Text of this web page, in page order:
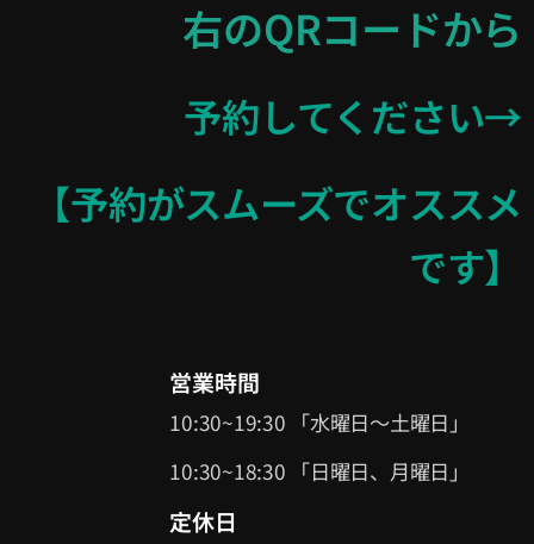
右のQRコードから
予約してください→
【予約がスムーズでオススメ
です】
営業時間
10:30~19:30 「水曜日〜土曜日」
10:30~18:30 「日曜日、月曜日」
定休日